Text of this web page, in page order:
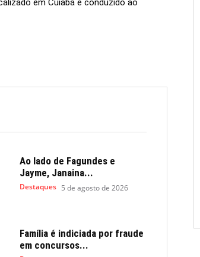
em Cuiabá e conduzido ao
Ao lado de Fagundes e
Jayme, Janaina...
Destaques 5 de agosto de 2026
Família é indiciada por fraude
em concursos...